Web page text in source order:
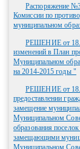
Распоряжение
Комиссии по
муниципальном
РЕШЕНИЕ от
изменений в План
Муниципальном
на 2014-2015 годы "
РЕШЕНИЕ от
предоставлении
замещение
Муниципальном
образования
замещающими